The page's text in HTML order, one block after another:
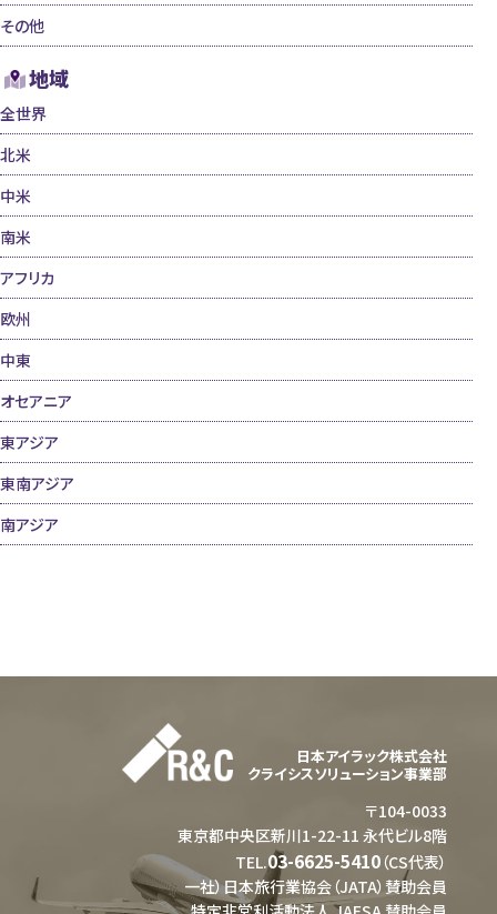
その他
地域
全世界
北米
中米
南米
アフリカ
欧州
中東
オセアニア
東アジア
東南アジア
南アジア
日本アイラック株式会社
クライシスソリューション事業部
〒104-0033
東京都中央区新川1-22-11 永代ビル8階
TEL.03-6625-5410 （CS代表）
一社）日本旅行業協会（JATA）賛助会員